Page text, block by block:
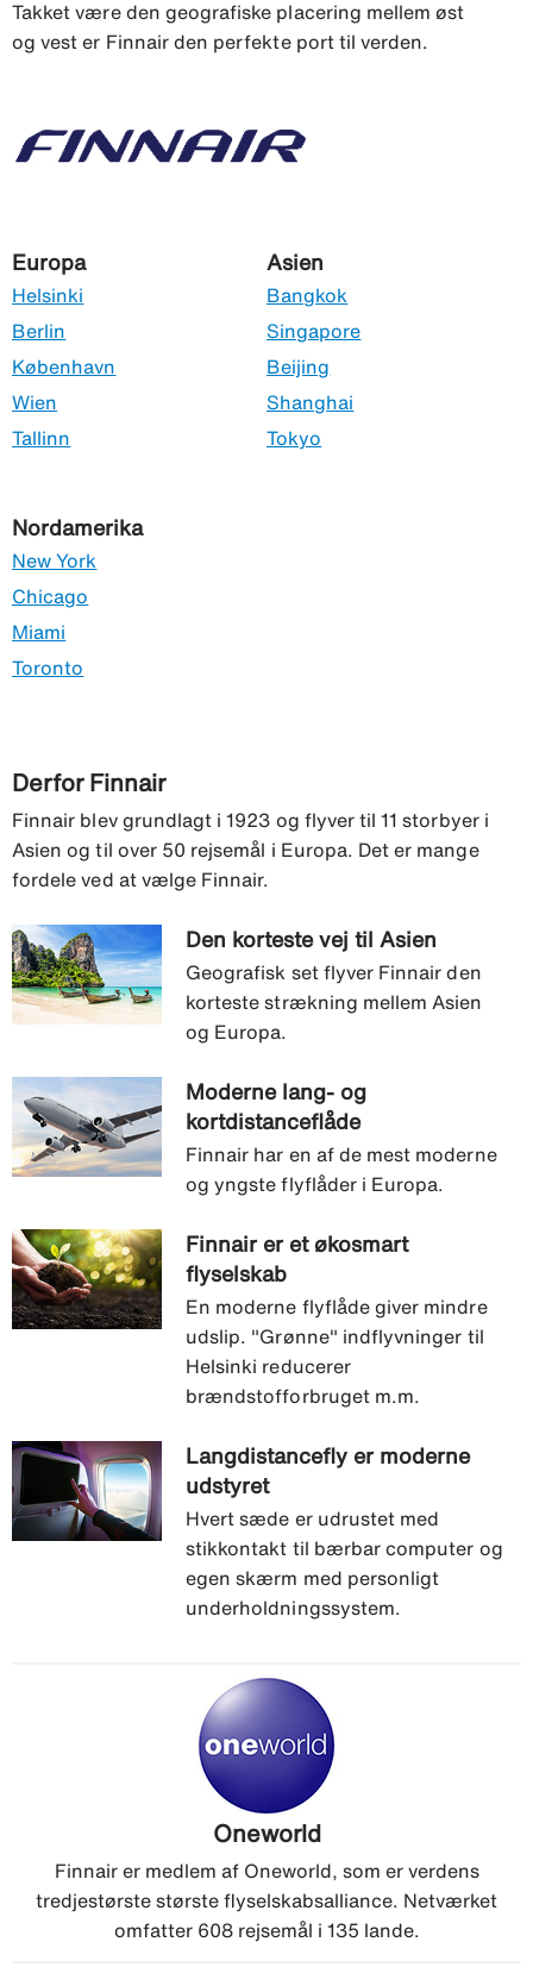
Takket være den geografiske placering mellem øst
og vest er Finnair den perfekte port til verden.
Europa
Helsinki
Berlin
København
Wien
Tallinn
Asien
Bangkok
Singapore
Beijing
Shanghai
Tokyo
Nordamerika
New York
Chicago
Miami
Toronto
Derfor Finnair
Finnair blev grundlagt i 1923 og flyver til 11 storbyer i
Asien og til over 50 rejsemål i Europa. Det er mange
fordele ved at vælge Finnair.
Den korteste vej til Asien
Geografisk set flyver Finnair den
korteste strækning mellem Asien
og Europa.
Moderne lang- og
kortdistanceflåde
Finnair har en af de mest moderne
og yngste flyflåder i Europa.
Finnair er et økosmart
flyselskab
En moderne flyflåde giver mindre
udslip. "Grønne" indflyvninger til
Helsinki reducerer
brændstofforbruget m.m.
Langdistancefly er moderne
udstyret
Hvert sæde er udrustet med
stikkontakt til bærbar computer og
egen skærm med personligt
underholdningssystem.
Oneworld
Finnair er medlem af Oneworld, som er verdens
tredjestørste største flyselskabsalliance. Netværket
omfatter 608 rejsemål i 135 lande.